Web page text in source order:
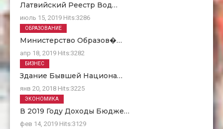
Латвийский Реестр Вод…
июль 15, 2019 Hits:3286
Министерство Образов�…
апр 18, 2019 Hits:3282
ОБРАЗОВАНИЕ
Здание Бывшей Национа…
янв 20, 2018 Hits:3225
БИЗНЕС
В 2019 Году Доходы Бюдже…
фев 14, 2019 Hits:3129
ЭКОНОМИКА